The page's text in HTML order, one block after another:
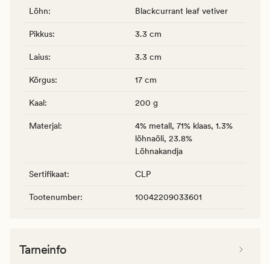
Lõhn: Blackcurrant leaf vetiver
Pikkus: 3.3 cm
Laius: 3.3 cm
Kõrgus: 17 cm
Kaal: 200 g
Materjal:
4% metall, 71% klaas, 1.3%
lõhnaõli, 23.8%
Lõhnakandja
Sertifikaat: CLP
Tootenumber: 10042209033601
Tarneinfo